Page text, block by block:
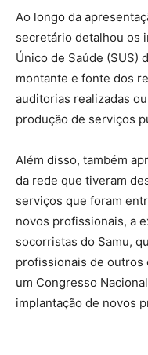
Ao longo da
secretário detalhou os
Único de Saúde (SUS)
montante e fonte dos
auditorias realizadas
produção de serviços
Além disso, também
da rede que tiveram
serviços que foram
novos profissionais, a
socorristas do Samu,
profissionais de outros
um Congresso
implantação de novos